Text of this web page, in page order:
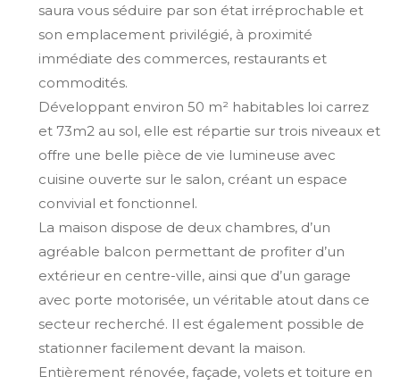
saura vous séduire par son état irréprochable et
son emplacement privilégié, à proximité
immédiate des commerces, restaurants et
commodités.
Développant environ 50 m² habitables loi carrez
et 73m2 au sol, elle est répartie sur trois niveaux et
offre une belle pièce de vie lumineuse avec
cuisine ouverte sur le salon, créant un espace
convivial et fonctionnel.
La maison dispose de deux chambres, d’un
agréable balcon permettant de profiter d’un
extérieur en centre-ville, ainsi que d’un garage
avec porte motorisée, un véritable atout dans ce
secteur recherché. Il est également possible de
stationner facilement devant la maison.
Entièrement rénovée, façade, volets et toiture en